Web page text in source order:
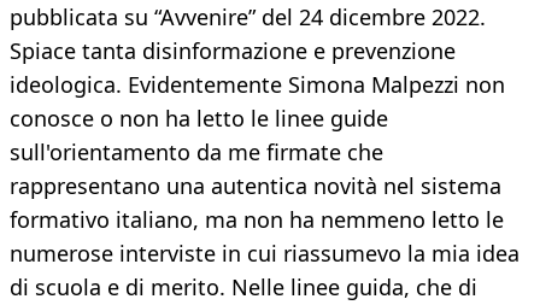
pubblicata su “Avvenire” del 24 dicembre 2022.
Spiace tanta disinformazione e prevenzione
ideologica. Evidentemente Simona Malpezzi non
conosce o non ha letto le linee guide
sull'orientamento da me firmate che
rappresentano una autentica novità nel sistema
formativo italiano, ma non ha nemmeno letto le
numerose interviste in cui riassumevo la mia idea
di scuola e di merito. Nelle linee guida, che di